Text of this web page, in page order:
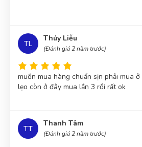
TL
Thúy Liễu
(Đánh giá 2 năm trước)
muốn mua hàng chuẩn sịn phải mua
lẹo còn ở đây mua lần 3 rồi rất ok
TT
Thanh Tâm
(Đánh giá 2 năm trước)